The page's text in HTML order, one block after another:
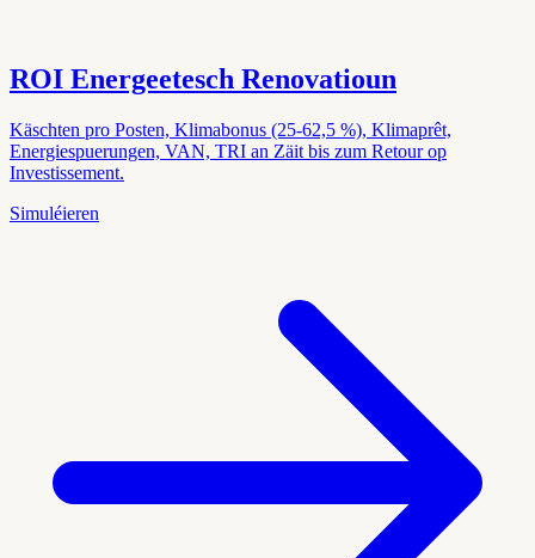
ROI Energeetesch Renovatioun
Käschten pro Posten, Klimabonus (25-62,5 %), Klimaprêt,
Energiespuerungen, VAN, TRI an Zäit bis zum Retour op
Investissement.
Simuléieren